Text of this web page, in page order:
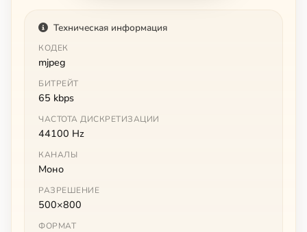
Техническая информация
КОДЕК
mjpeg
БИТРЕЙТ
65 kbps
ЧАСТОТА ДИСКРЕТИЗАЦИИ
44100 Hz
КАНАЛЫ
Моно
РАЗРЕШЕНИЕ
500×800
ФОРМАТ